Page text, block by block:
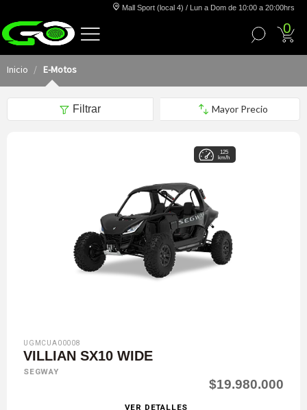
Mall Sport (local 4) / Lun a Dom de 10:00 a 20:00hrs
0
Inicio E-Motos
Filtrar
125
km/h
UGMCUA00008
VILLIAN SX10 WIDE
SEGWAY
$19.980.000
VER DETALLES